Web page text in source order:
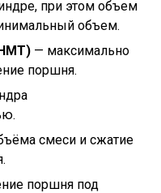
при этом объем
объем.
— максимально
поршня.
смеси и сжатие
поршня под